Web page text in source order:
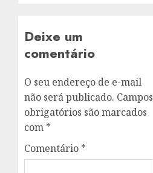
Deixe um
comentário
O seu endereço de e-mail
não será publicado. Campos
obrigatórios são marcados
com *
Comentário *